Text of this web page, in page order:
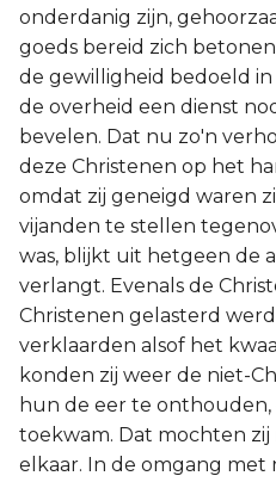
onderdanig zijn,
goeds bereid zich
de gewilligheid bedoeld
de overheid een dienst
bevelen. Dat nu zo'n
deze Christenen op het
omdat zij geneigd waren
vijanden te stellen
was, blijkt uit hetgeen de
verlangt. Evenals de
Christenen gelasterd
verklaarden alsof het
konden zij weer de niet-
hun de eer te onthouden,
toekwam. Dat mochten
elkaar. In de omgang met